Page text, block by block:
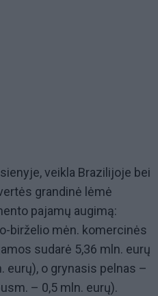
veikla Brazilijoje bei
grandinė lėmė
pajamų augimą:
birželio mėn. komercinės
sudarė 5,36 mln. eurų
eurų), o grynasis pelnas –
– 0,5 mln. eurų).